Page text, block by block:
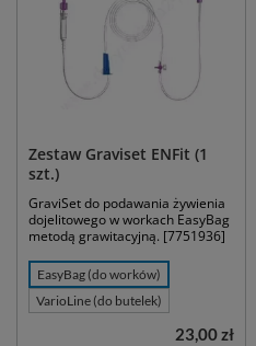
Zestaw Graviset ENFit (1
szt.)
GraviSet do podawania żywienia
dojelitowego w workach EasyBag
metodą grawitacyjną. [7751936]
EasyBag (do worków)
VarioLine (do butelek)
23,00 zł